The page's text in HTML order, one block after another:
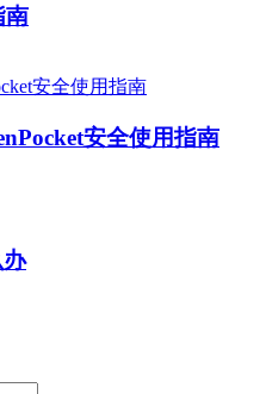
南
安全使用指南